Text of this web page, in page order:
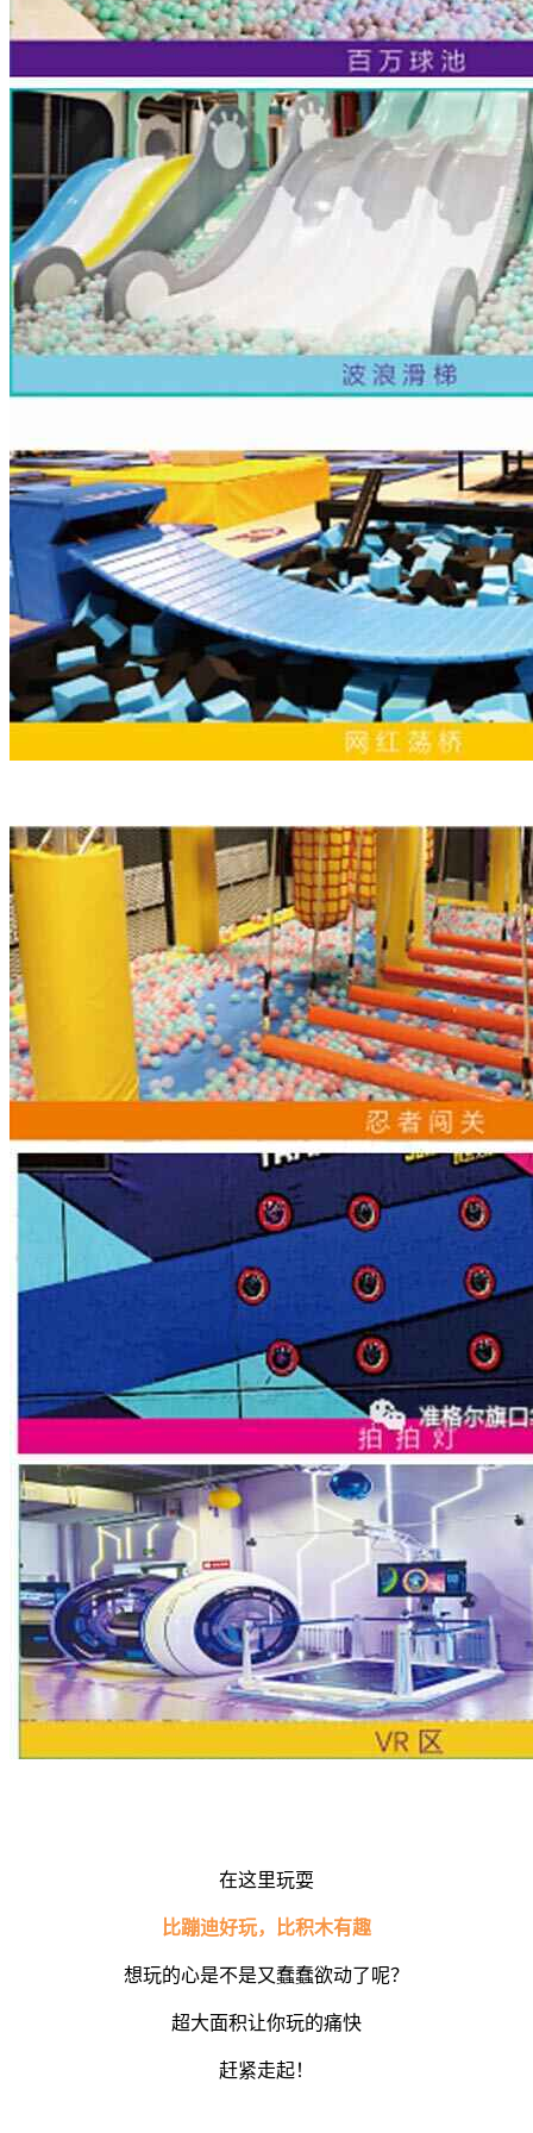
在这里玩耍
比蹦迪好玩，比积木有趣
想玩的心是不是又蠢蠢欲动了呢？
超大面积让你玩的痛快
赶紧走起！